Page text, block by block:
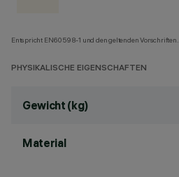
Entspricht EN60598-1 und den geltenden Vorschriften.
PHYSIKALISCHE EIGENSCHAFTEN
Gewicht (kg)
Material